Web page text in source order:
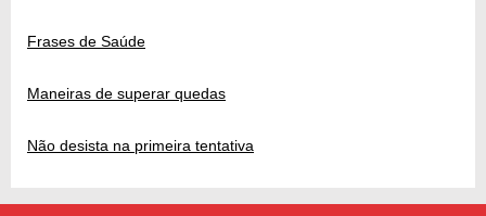
Frases de Saúde
Maneiras de superar quedas
Não desista na primeira tentativa